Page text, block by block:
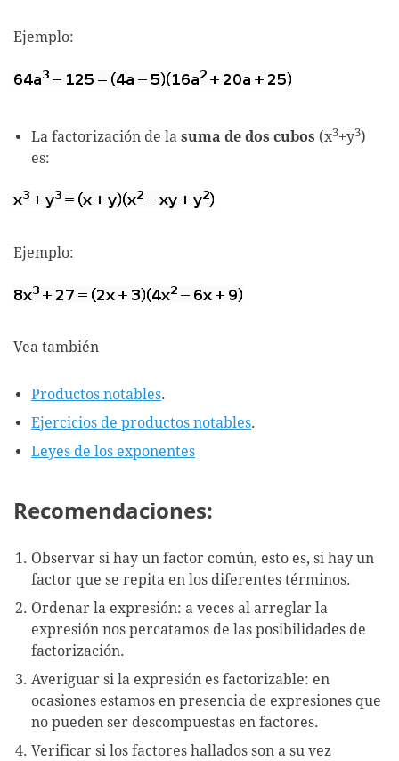
Ejemplo:
La factorización de la suma de dos cubos (x3+y3)
es:
Ejemplo:
Vea también
Productos notables.
Ejercicios de productos notables.
Leyes de los exponentes
Recomendaciones:
Observar si hay un factor común, esto es, si hay un
factor que se repita en los diferentes términos.
Ordenar la expresión: a veces al arreglar la
expresión nos percatamos de las posibilidades de
factorización.
Averiguar si la expresión es factorizable: en
ocasiones estamos en presencia de expresiones que
no pueden ser descompuestas en factores.
Verificar si los factores hallados son a su vez